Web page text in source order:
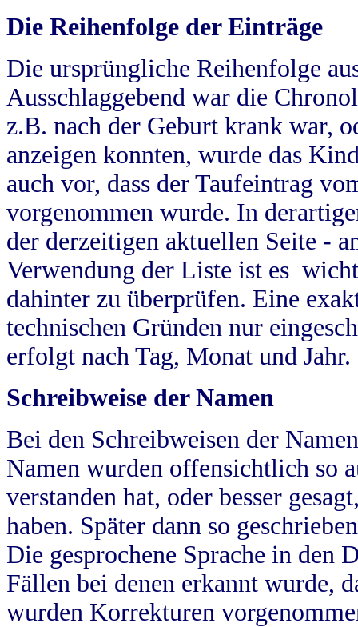
Die Reihenfolge der Einträge
Die ursprüngliche Reihenfolge
Ausschlaggebend war die
z.B. nach der Geburt krank war,
anzeigen konnten, wurde das
auch vor, dass der Taufeintrag
vorgenommen wurde. In
der derzeitigen aktuellen Seite -
Verwendung der Liste ist es
dahinter zu überprüfen. Eine
technischen Gründen nur
erfolgt nach Tag, Monat und Jahr.
Schreibweise der Namen
Bei den Schreibweisen der
Namen wurden offensichtlich so
verstanden hat, oder besser
haben. Später dann so
Die gesprochene Sprache in
Fällen bei denen erkannt wurde,
wurden Korrekturen